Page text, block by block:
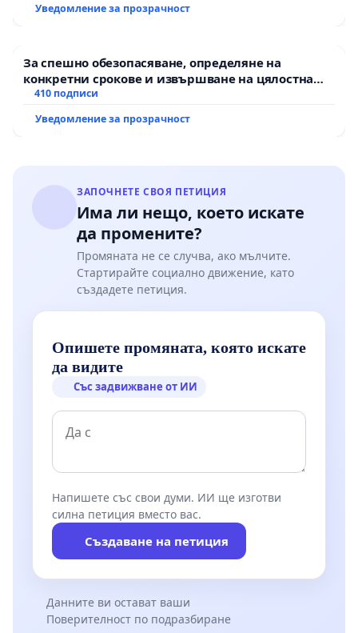
Уведомление за прозрачност
За спешно обезопасяване, определяне на
конкретни срокове и извършване на цялостна
рехабилитация на републиканския път между
Мирово - к.к. Момин проход
410 подписи
Уведомление за прозрачност
ЗАПОЧНЕТЕ СВОЯ ПЕТИЦИЯ
Има ли нещо, което искате
да промените?
Промяната не се случва, ако мълчите.
Стартирайте социално движение, като
създадете петиция.
Опишете промяната, която искате
да видите
Със задвижване от ИИ
Напишете със свои думи. ИИ ще изготви
силна петиция вместо вас.
Създаване на петиция
Данните ви остават ваши
Поверителност по подразбиране